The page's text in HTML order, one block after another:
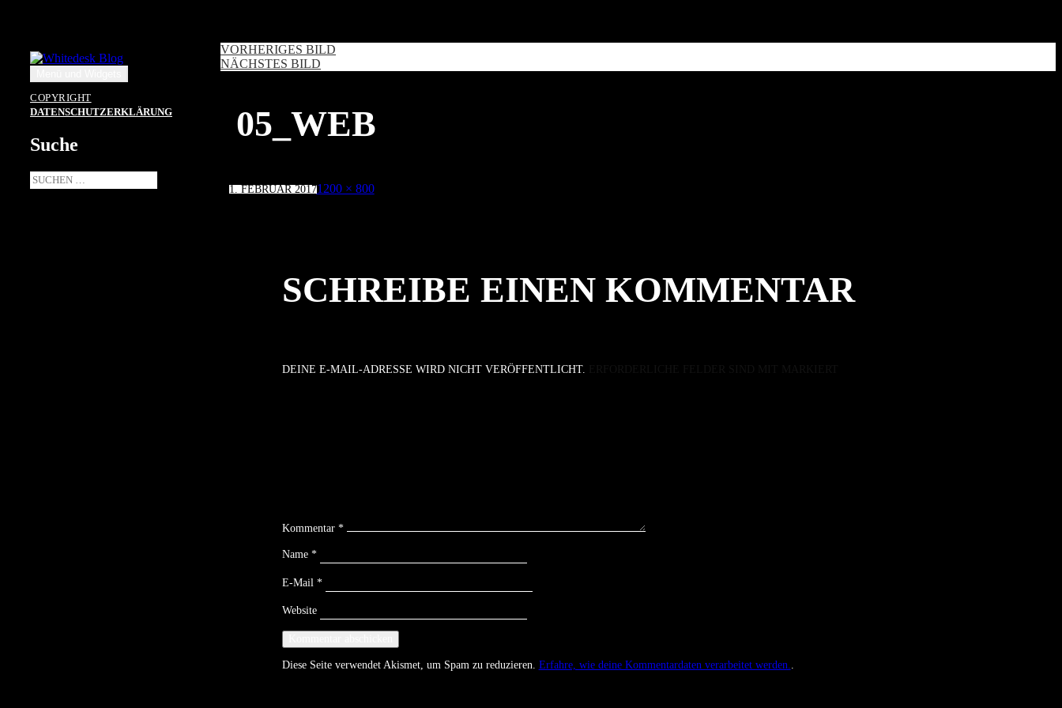
COPYRIGHT
DATENSCHUTZERKLÄRUNG
Suche
Suche
nach:
VORHERIGES BILD
NÄCHSTES BILD
05_WEB
Veröffentlicht
am
1. FEBRUAR 2017Volle
1200 × 800
SCHREIBE EINEN KOMMENTAR
DEINE E-MAIL-ADRESSE WIRD NICHT VERÖFFENTLICHT.
Kommentar *
Name *
E-Mail *
Website
Diese Seite verwendet Akismet, um Spam zu reduzieren. Erfahre, wie deine Kommentardaten verarbeitet werden..